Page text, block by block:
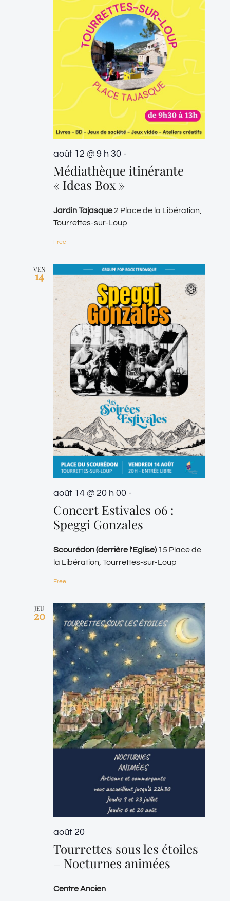
août 12 @ 9 h 30 -
Médiathèque itinérante
« Ideas Box »
Jardin Tajasque2 Place de la Libération,
Tourrettes-sur-Loup
Free
VEN
14
août 14 @ 20 h 00 -
Concert Estivales 06 :
Speggi Gonzales
Scourédon (derrière l'Eglise) 15 Place de
la Libération, Tourrettes-sur-Loup
Free
JEU
20
août 20
Tourrettes sous les étoiles
– Nocturnes animées
Centre Ancien